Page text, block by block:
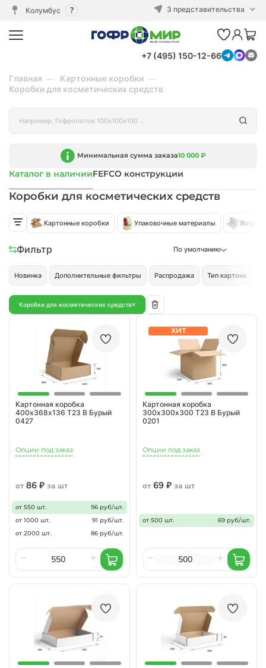
Колумбус 3 представительства
+7 (495) 150-12-66
Главная
Картонные коробки
Коробки для косметических средств
Минимальная сумма заказа10 000 ₽
Каталог в наличииFEFCO конструкции
Коробки для косметических средств
Картонные коробки Упаковочные материалы
Фильтр По умолчанию
Новинка Дополнительные фильтры Распродажа Тип картона
Коробки для косметических средств
Картонная коробка
400х368х136 Т23 В Бурый
0427
Опции под заказ
от 86 ₽ за шт
от 550 шт.
96 руб/шт.
от 1000 шт.
91 руб/шт.
от 2000 шт.
86 руб/шт.
ХИТ
Картонная коробка
300х300х300 Т23 В Бурый
0201
Опции под заказ
от 69 ₽ за шт
от 500 шт. 69 руб/шт.